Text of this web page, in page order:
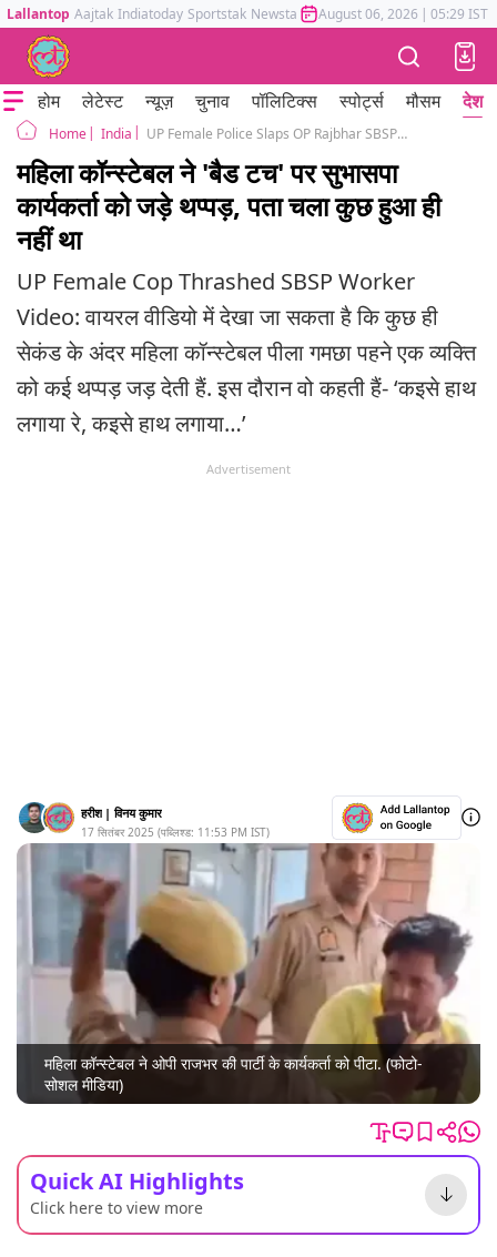
Lallantop Aajtak Indiatoday Sportstak Newstak Mumbai Tak Astrotak
August 06, 2026 | 05:29 IST
होम लेटेस्ट न्यूज़ चुनाव पॉलिटिक्स स्पोर्ट्स मौसम देश
Home India UP Female Police Slaps OP Rajbhar SBSP Worker After Bad Touch Ghazipur Police
महिला कॉन्स्टेबल ने 'बैड टच' पर सुभासपा
कार्यकर्ता को जड़े थप्पड़, पता चला कुछ हुआ ही
नहीं था
UP Female Cop Thrashed SBSP Worker
Video: वायरल वीडियो में देखा जा सकता है कि कुछ ही
सेकंड के अंदर महिला कॉन्स्टेबल पीला गमछा पहने एक व्यक्ति
को कई थप्पड़ जड़ देती हैं. इस दौरान वो कहती हैं- ‘कइसे हाथ
लगाया रे, कइसे हाथ लगाया…’
Advertisement
हरीश | विनय कुमार
17 सितंबर 2025 (पब्लिश्ड: 11:53 PM IST)
महिला कॉन्स्टेबल ने ओपी राजभर की पार्टी के कार्यकर्ता को पीटा. (फोटो-
सोशल मीडिया)
Quick AI Highlights
Click here to view more